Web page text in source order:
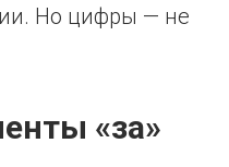
Но цифры — не
«за»